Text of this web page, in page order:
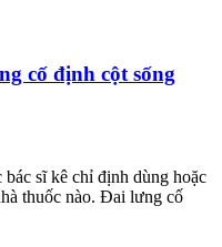
cố định cột sống
sĩ kê chỉ định dùng hoặc
thuốc nào. Đai lưng cố